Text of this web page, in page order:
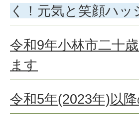
く！元気と笑顔ハッ
令和9年小林市二十
ます
令和5年(2023年)以